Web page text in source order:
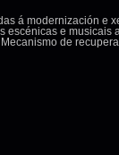
á modernización e
escénicas e musicais
de